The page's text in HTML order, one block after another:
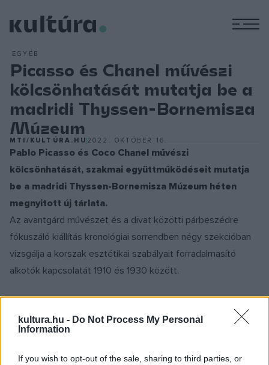
kultura.hu - Do Not Process My Personal
Information
If you wish to opt-out of the sale, sharing to third parties, or
EGYÉB
Picasso és Chanel művészi
kölcsönhatását mutatja be a
madridi Thyssen-Bornemisza
Múzeum
MTI/KULTÚRA.HU 2022. OKTÓBER 16.
Pablo Picasso és Coco Chanel művészi
kölcsönhatását, szakmai együttműködéseit mutatja
be a madridi Thyssen-Bornemisza Múzeum héten
megnyitott új tárlata.
Az avantgárd művészet és a divat közötti párbeszédre
fókuszáló kiállítás kronológiai sorrendben négy szekcióban
vizsgálja a korszak esztétikai szabályait forradalmasító
alkotók kapcsolatát 1910 és 1930 között.
képeken és ruhákon keresztül, hogy miként köszönt vissza
stílus szabásában, sőt még az anyag- és színválasztásában